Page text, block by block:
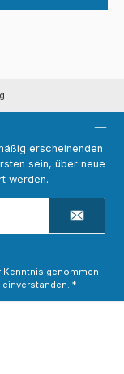
erscheinenden
sein, über neue
werden.
Kenntnis genommen
*